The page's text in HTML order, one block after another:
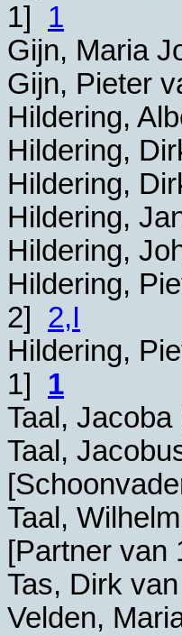
1] 1
Gijn, Maria
Gijn, Pieter
Hildering,
Hildering,
Hildering,
Hildering,
Hildering,
Hildering,
2] 2,I
Hildering,
1] 1
Taal, Jacoba
Taal,
Taal,
[Partner van
Tas, Dirk
Velden,